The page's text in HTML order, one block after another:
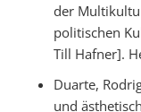
der
politischen
Till Hafner].
Duarte,
und